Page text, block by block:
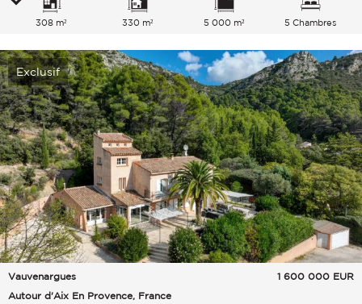
308 m² 330 m² 5 000 m² 5 Chambres
Exclusif
Vauvenargues
Autour d'Aix En Provence, France
1 600 000 EUR